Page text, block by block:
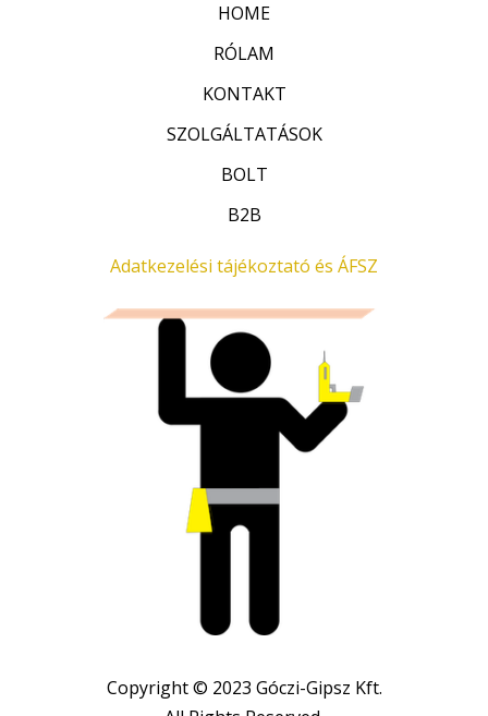
HOME
RÓLAM
KONTAKT
SZOLGÁLTATÁSOK
BOLT
B2B
Adatkezelési tájékoztató és ÁFSZ
Copyright © 2023 Góczi-Gipsz Kft.